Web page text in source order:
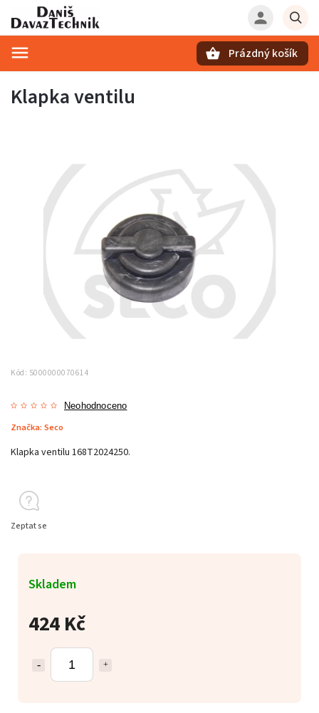
Prázdný košík
Klapka ventilu
Kód: S000000070614
Neohodnoceno
Značka: Seco
424 Kč
Skladem
Klapka ventilu 168T2024250.
Zeptat se